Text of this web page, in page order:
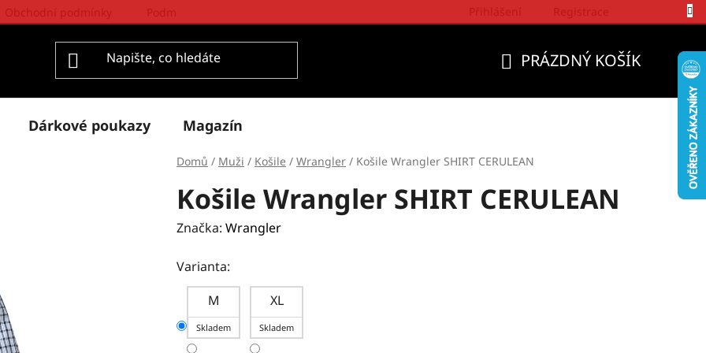
PRÁZDNÝ KOŠÍK
Dárkové poukazy Magazín
Domů / Muži / Košile / Wrangler / Košile Wrangler SHIRT CERULEAN
Košile Wrangler SHIRT CERULEAN
Značka: Wrangler
Varianta:
M
Skladem
XL
Skladem